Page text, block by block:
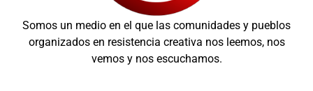
Somos un medio en el que las comunidades y pueblos
organizados en resistencia creativa nos leemos, nos
vemos y nos escuchamos.